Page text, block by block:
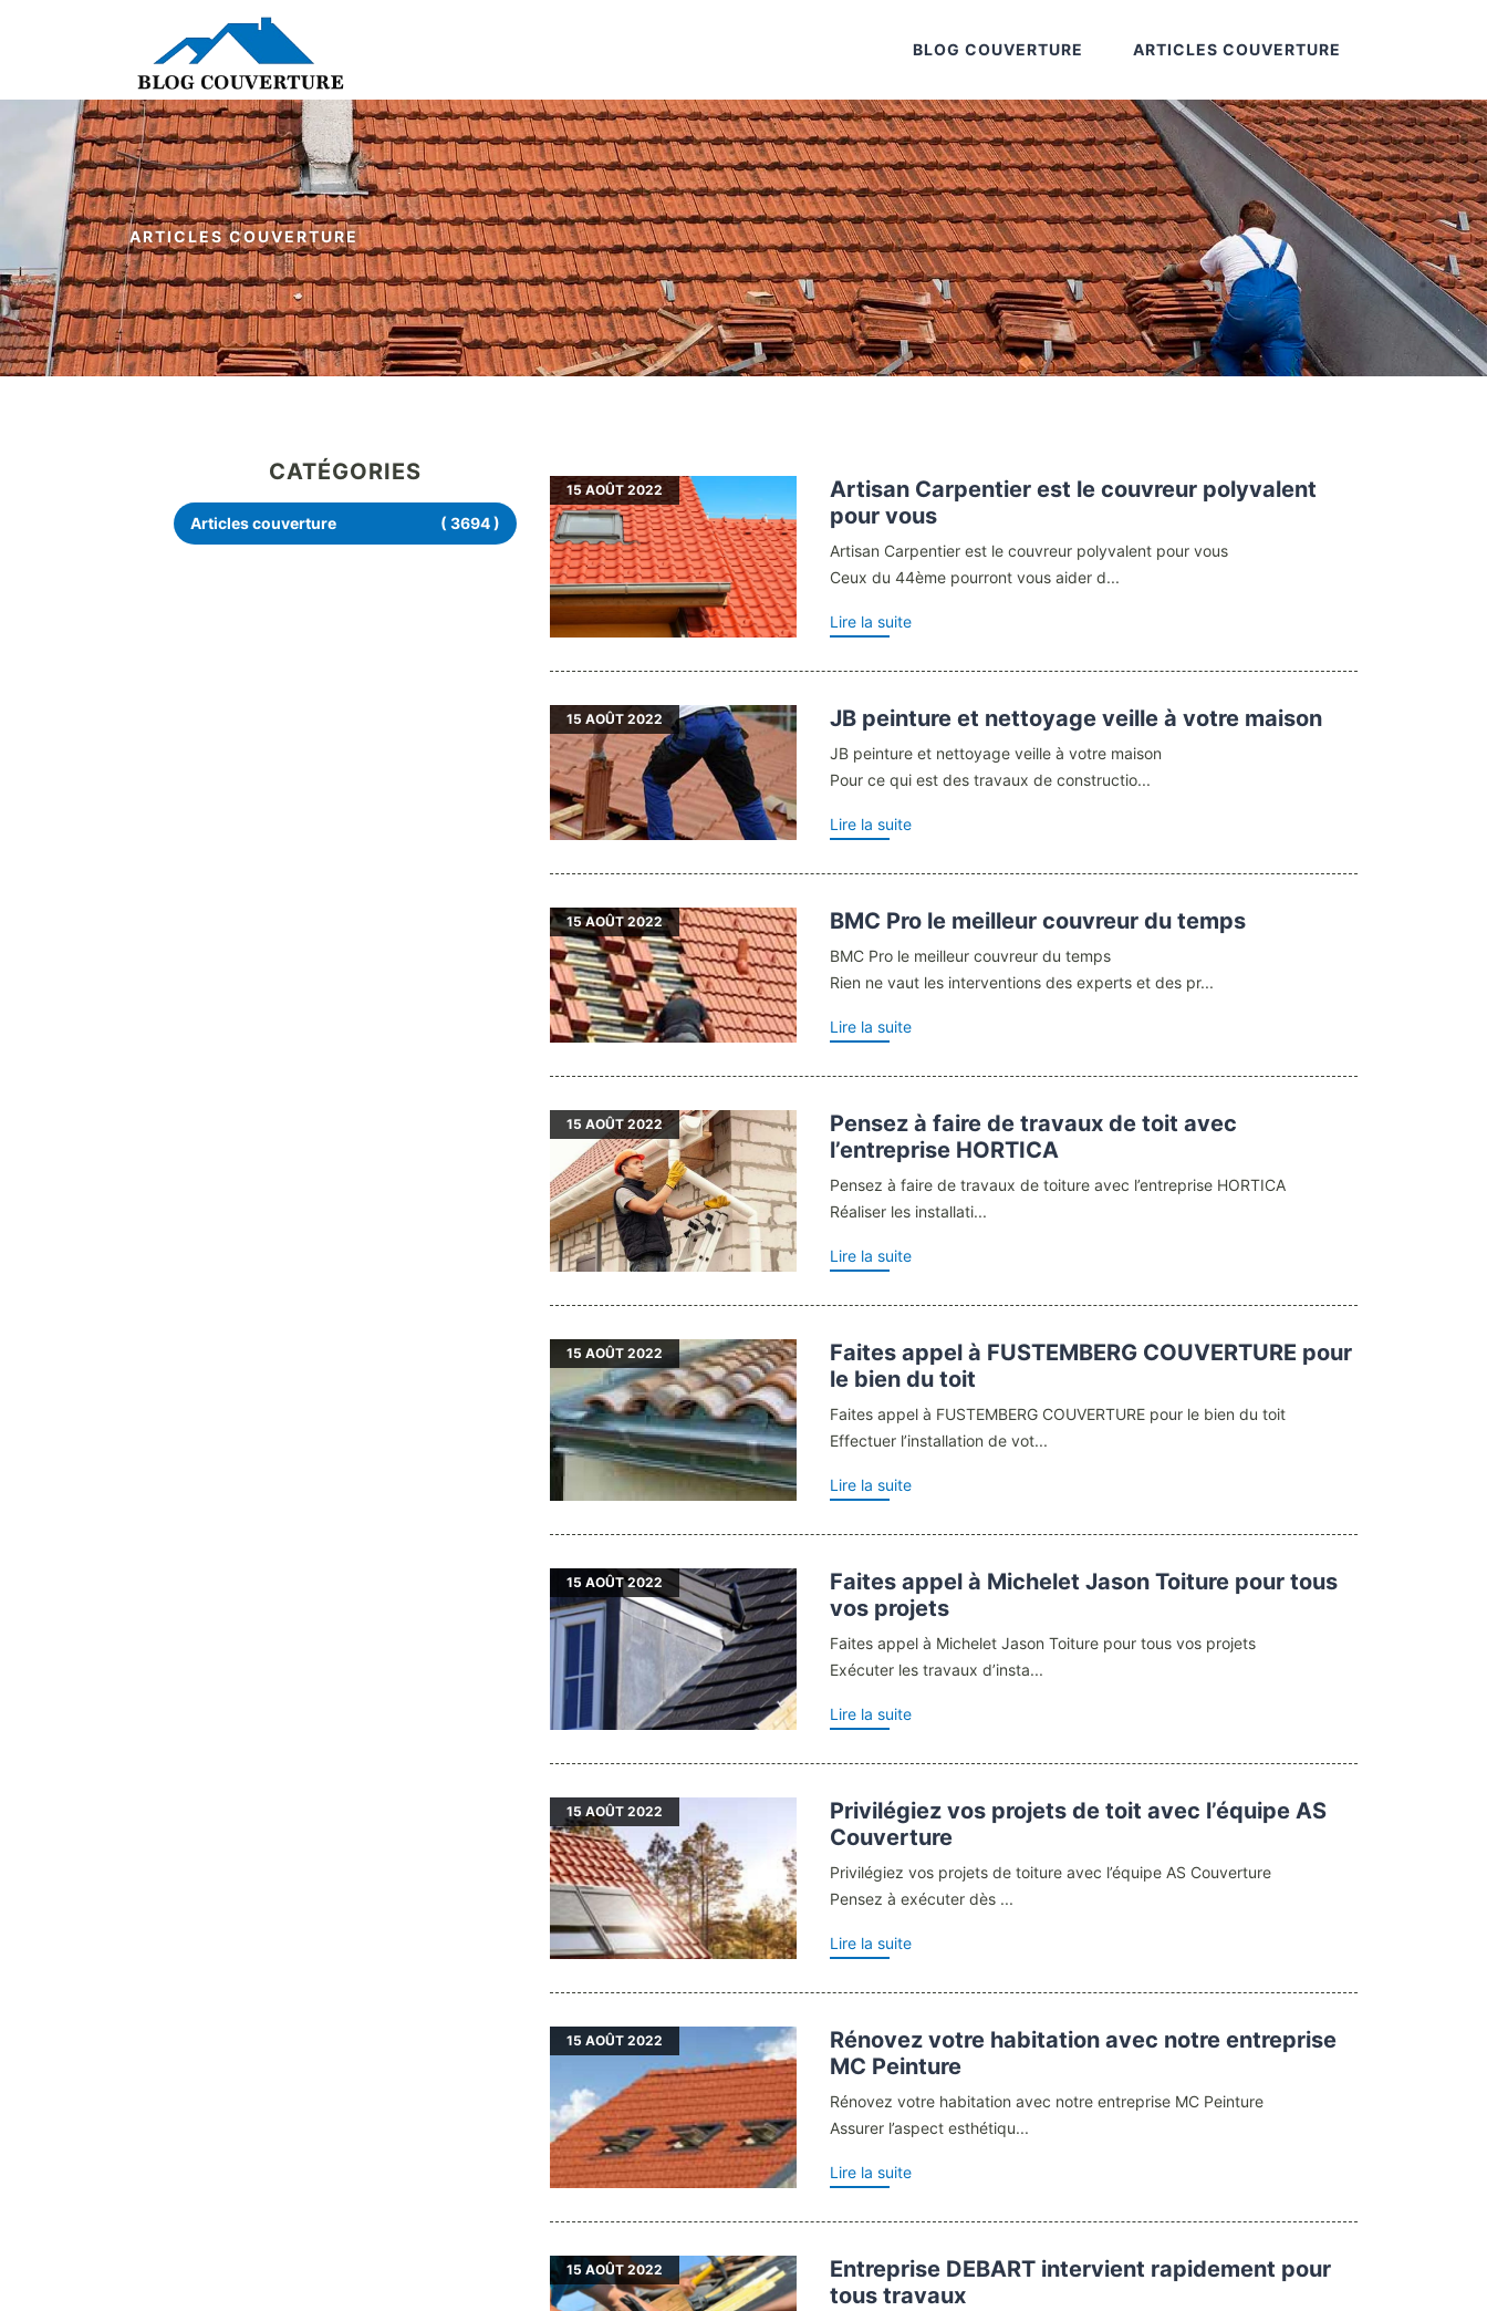
BLOG COUVERTURE ARTICLES COUVERTURE
ARTICLES COUVERTURE
CATÉGORIES
Articles couverture ( 3694 )
15AOÛT 2022
Artisan Carpentier est le couvreur polyvalent
pour vous
Artisan Carpentier est le couvreur polyvalent pour vous
Ceux du 44ème pourront vous aider d...
Lire la suite
15 AOÛT 2022 JB peinture et nettoyage veille à votre maison
JB peinture et nettoyage veille à votre maison
Pour ce qui est des travaux de constructio...
Lire la suite
15AOÛT 2022 BMC Pro le meilleur couvreur du temps
BMC Pro le meilleur couvreur du temps
Rien ne vaut les interventions des experts et des pr...
Lire la suite
15 AOÛT 2022
Pensez à faire de travaux de toit avec
l’entreprise HORTICA
Pensez à faire de travaux de toiture avec l’entreprise HORTICA
Réaliser les installati...
Lire la suite
15 AOÛT 2022
Faites appel à FUSTEMBERG COUVERTURE pour
le bien du toit
Faites appel à FUSTEMBERG COUVERTURE pour le bien du toit
Effectuer l’installation de vot...
Lire la suite
15 AOÛT 2022
Faites appel à Michelet Jason Toiture pour tous
vos projets
Faites appel à Michelet Jason Toiture pour tous vos projets
Exécuter les travaux d’insta...
Lire la suite
15 AOÛT 2022
Privilégiez vos projets de toit avec l’équipe AS
Couverture
Privilégiez vos projets de toiture avec l’équipe AS Couverture
Pensez à exécuter dès ...
Lire la suite
15 AOÛT 2022
Rénovez votre habitation avec notre entreprise
MC Peinture
Rénovez votre habitation avec notre entreprise MC Peinture
Assurer l’aspect esthétiqu...
Lire la suite
15 AOÛT 2022
Entreprise DEBART intervient rapidement pour
tous travaux